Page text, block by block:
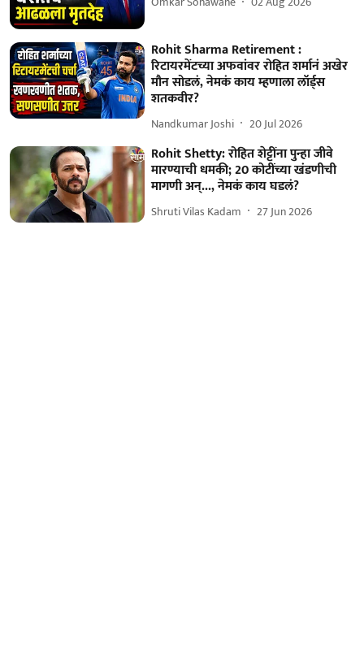
Rohit Sharma Retirement :
रिटायरमेंटच्या अफवांवर रोहित शर्मानं अखेर
मौन सोडलं, नेमकं काय म्हणाला लॉर्ड्स
शतकवीर?
Nandkumar Joshi 20 Jul 2026
Rohit Shetty: रोहित शेट्टींना पुन्हा जीवे
मारण्याची धमकी; 20 कोटींच्या खंडणीची
मागणी अन्..., नेमकं काय घडलं?
Shruti Vilas Kadam 27 Jun 2026